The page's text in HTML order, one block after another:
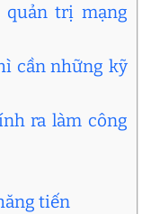
quản trị mạng
cần những kỹ
ra làm công
tiến